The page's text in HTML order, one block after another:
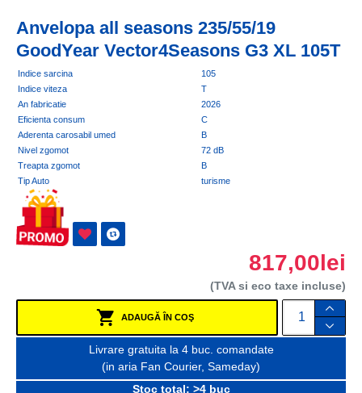
Anvelopa all seasons 235/55/19
GoodYear Vector4Seasons G3 XL 105T
Indice sarcina
105
Indice viteza
T
An fabricatie
2026
Eficienta consum
C
Aderenta carosabil umed
B
Nivel zgomot
72 dB
Treapta zgomot
B
Tip Auto
turisme
817,00lei
(TVA si eco taxe incluse)
ADAUGĂ ÎN COŞ
Livrare gratuita la 4 buc. comandate
(in aria Fan Courier, Sameday)
Stoc total: >4 buc